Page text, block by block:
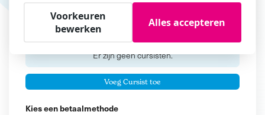
Cursisten
Voeg cursisten toe
Voornaam
Tussenvoegsel
Er zijn geencursisten.
Voeg Cursist toe
Kies een betaalmethode
Voorkeuren
bewerken
Alles accepteren